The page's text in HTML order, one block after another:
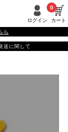
ログイン カート
0
ら
送に関して